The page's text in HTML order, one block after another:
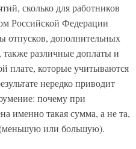
сколько для работников
Российской Федерации
отпусков, дополнительных
различные доплаты и
плате, которые учитываются
нередко приводит
почему при
именно такая сумма, а не та,
или большую).